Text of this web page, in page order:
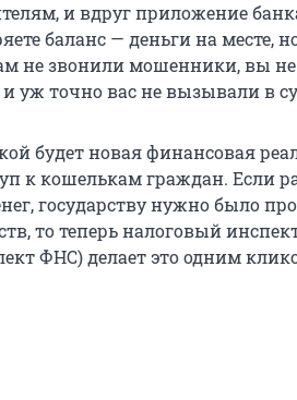
и вдруг приложение
баланс — деньги на месте,
не звонили мошенники, вы не
уж точно вас не вызывали в
будет новая финансовая
к кошелькам граждан. Если
государству нужно было
то теперь налоговый
ФНС) делает это одним